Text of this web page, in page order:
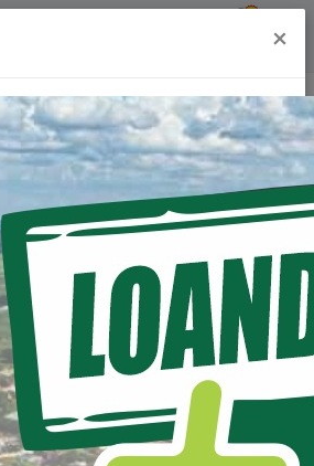
×